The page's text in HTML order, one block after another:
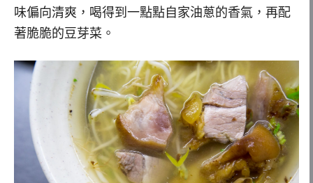
味偏向清爽，喝得到一點點自家油蔥的香氣，再配
著脆脆的豆芽菜。